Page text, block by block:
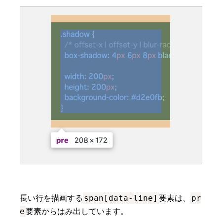
長い行を描画する span[data-line] 要素は、
pr
e要素からはみ出しています。